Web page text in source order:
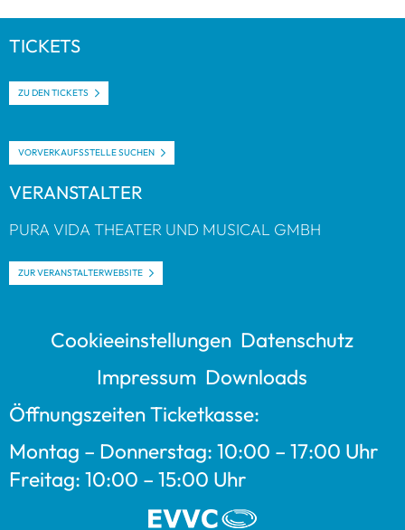
TICKETS
ZU DEN TICKETS
VOR­VER­KAUFS­STELLE SUCHEN
VER­AN­STAL­TER
PURA VIDA THEA­TER UND MUSI­CAL GMBH
ZUR VER­AN­STAL­TER­WEB­SITE
Coo­kie­ein­stel­lun­gen Daten­schutz
Impres­sum Down­loads
Öff­nungs­zei­ten Ticket­kasse:
Mon­tag – Don­ners­tag: 10:00 – 17:00 Uhr
Frei­tag: 10:00 – 15:00 Uhr